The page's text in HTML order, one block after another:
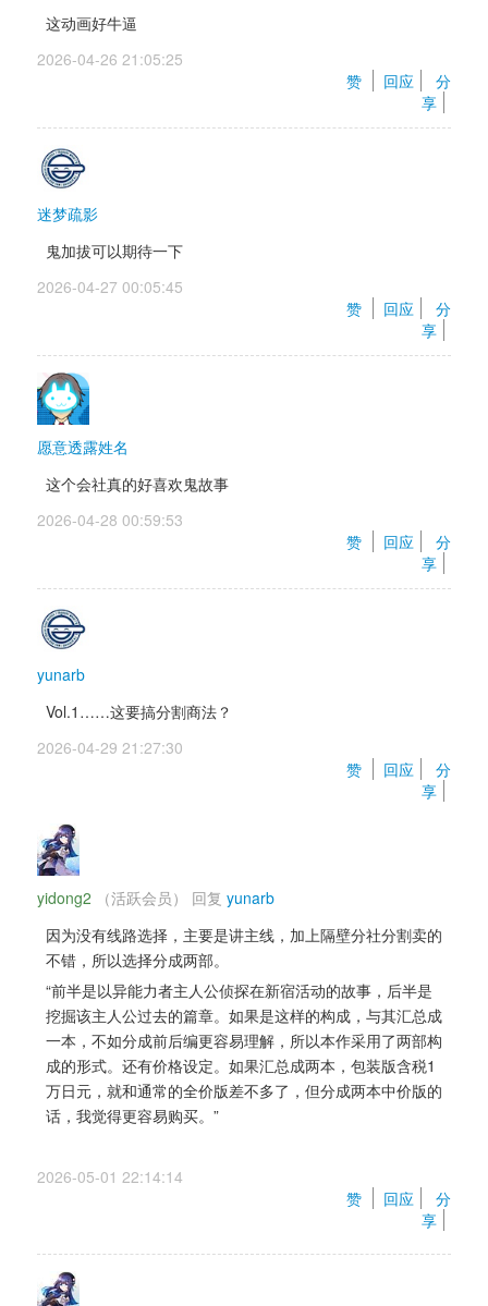
这动画好牛逼
2026-04-26 21:05:25
赞
回应
分
享
迷梦疏影
鬼加拔可以期待一下
2026-04-27 00:05:45
赞
回应
分
享
愿意透露姓名
这个会社真的好喜欢鬼故事
2026-04-28 00:59:53
赞
回应
分
享
yunarb
Vol.1……这要搞分割商法？
2026-04-29 21:27:30
赞
回应
分
享
yidong2 （活跃会员） 回复 yunarb
因为没有线路选择，主要是讲主线，加上隔壁分社分割卖的
不错，所以选择分成两部。
“前半是以异能力者主人公侦探在新宿活动的故事，后半是
挖掘该主人公过去的篇章。如果是这样的构成，与其汇总成
一本，不如分成前后编更容易理解，所以本作采用了两部构
成的形式。还有价格设定。如果汇总成两本，包装版含税1
万日元，就和通常的全价版差不多了，但分成两本中价版的
话，我觉得更容易购买。”
2026-05-01 22:14:14
赞
回应
分
享